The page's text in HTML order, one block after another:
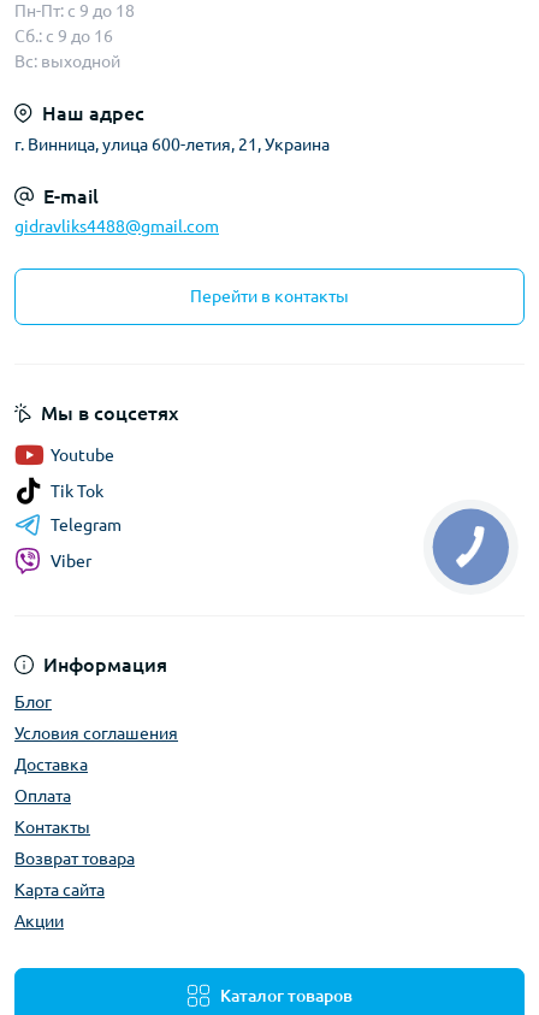
Пн-Пт: с 9 до 18
Сб.: с 9 до 16
Вс: выходной
Наш адрес
г. Винница, улица 600-летия, 21, Украина
E-mail
gidravliks4488@gmail.com
Перейти в контакты
Информация
Блог
Условия соглашения
Доставка
Оплата
Контакты
Возврат товара
Карта сайта
Акции
Каталог товаров
Мы в соцсетях
Youtube
Tik Tok
Telegram
Viber